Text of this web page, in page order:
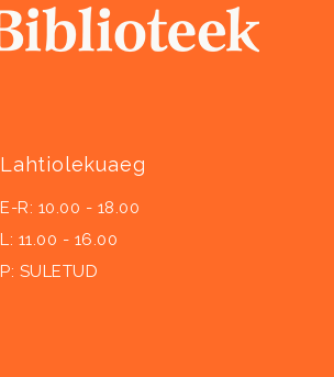
Lahtiolekuaeg
E-R: 10.00 - 18.00
L: 11.00 - 16.00
P: SULETUD